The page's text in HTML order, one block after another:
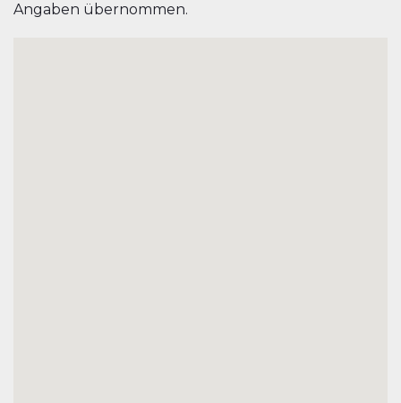
Angaben übernommen.